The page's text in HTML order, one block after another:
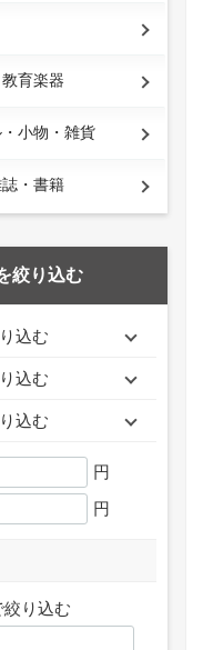
育楽器
小物・雑貨
・書籍
絞り込む
込む
込む
込む
円
円
り込む